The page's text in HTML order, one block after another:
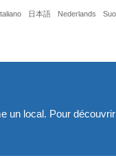
日本語 Nederlands
local. Pour découvrir